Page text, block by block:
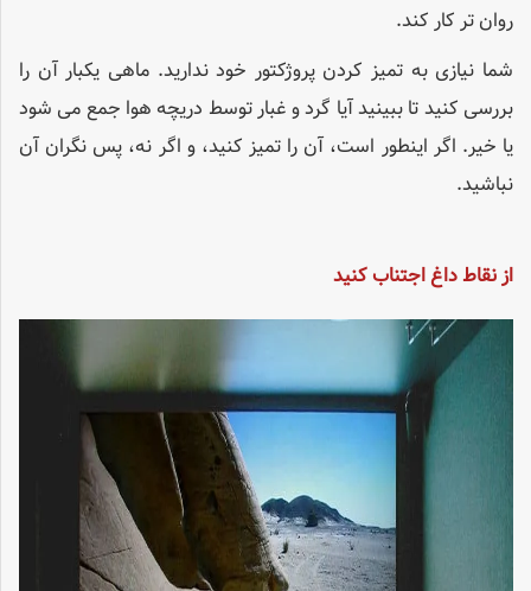
روان تر کار کند.
شما نیازی به تمیز کردن پروژکتور خود ندارید. ماهی یکبار آن را
بررسی کنید تا ببینید آیا گرد و غبار توسط دریچه هوا جمع می شود
یا خیر. اگر اینطور است، آن را تمیز کنید، و اگر نه، پس نگران آن
نباشید.
از نقاط داغ اجتناب کنید